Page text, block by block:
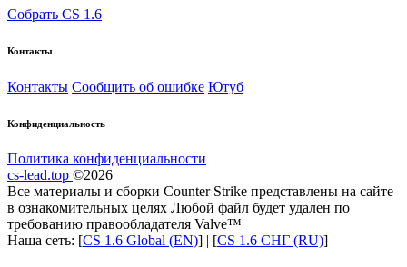
Собрать CS 1.6
Контакты
Контакты Сообщить об ошибке Ютуб
Конфиденциальность
Политика конфиденциальности
cs-lead.top ©2026
Все материалы и сборки Counter Strike представлены на сайте
в ознакомительных целях Любой файл будет удален по
требованию правообладателя Valve™
Наша сеть: [CS 1.6 Global (EN)] | [CS 1.6 СНГ (RU)]